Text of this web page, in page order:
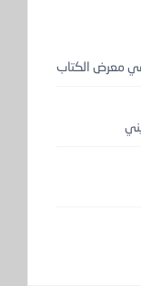
في معرض الكتاب